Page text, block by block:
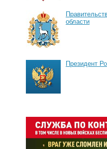
области
Президент